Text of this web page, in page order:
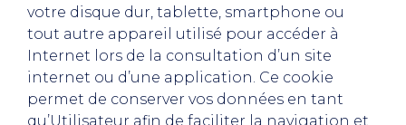
votre disque dur, tablette, smartphone ou
tout autre appareil utilisé pour accéder à
Internet lors de la consultation d’un site
internet ou d’une application. Ce cookie
permet de conserver vos données en tant
qu’Utilisateur afin de faciliter la navigation et